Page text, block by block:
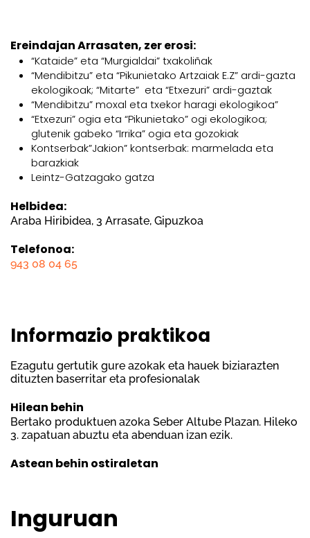
Ereindajan Arrasaten, zer erosi:
“Kataide” eta “Murgialdai” txakoliñak
“Mendibitzu” eta “Pikunietako Artzaiak E.Z” ardi-gazta
ekologikoak; “Mitarte” eta “Etxezuri” ardi-gaztak
“Mendibitzu” moxal eta txekor haragi ekologikoa”
“Etxezuri” ogia eta “Pikunietako” ogi ekologikoa;
glutenik gabeko “Irrika” ogia eta gozokiak
Kontserbak”Jakion” kontserbak: marmelada eta
barazkiak
Leintz-Gatzagako gatza
Helbidea:
Araba Hiribidea, 3 Arrasate, Gipuzkoa
Telefonoa:
943 08 04 65
Informazio praktikoa
Ezagutu gertutik gure azokak eta hauek biziarazten
dituzten baserritar eta profesionalak
Hilean behin
Bertako produktuen azoka Seber Altube Plazan. Hileko
3. zapatuan abuztu eta abenduan izan ezik.
Astean behin ostiraletan
Inguruan